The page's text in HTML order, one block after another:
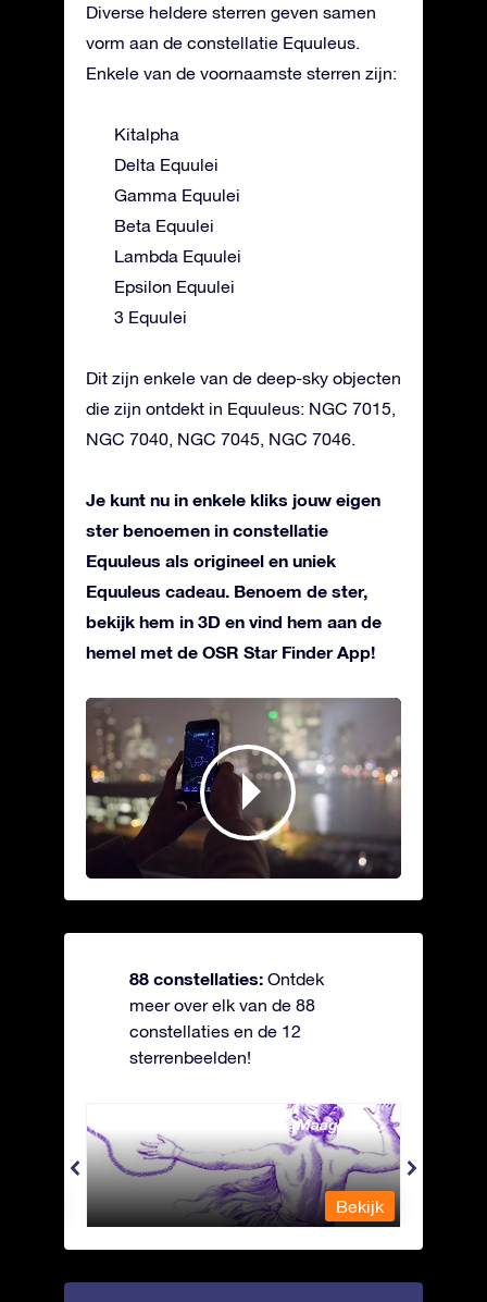
Diverse heldere sterren geven samen
vorm aan de constellatie Equuleus.
Enkele van de voornaamste sterren zijn:
Kitalpha
Delta Equulei
Gamma Equulei
Beta Equulei
Lambda Equulei
Epsilon Equulei
3 Equulei
Dit zijn enkele van de deep-sky objecten
die zijn ontdekt in Equuleus: NGC 7015,
NGC 7040, NGC 7045, NGC 7046.
Je kunt nu in enkele kliks jouw eigen
ster benoemen in constellatie
Equuleus als origineel en uniek
Equuleus cadeau. Benoem de ster,
bekijk hem in 3D en vind hem aan de
hemel met de OSR Star Finder App!
88 constellaties: Ontdek
meer over elk van de 88
constellaties en de 12
sterrenbeelden!
Andromeda - Geketende Maagd
Bekijk